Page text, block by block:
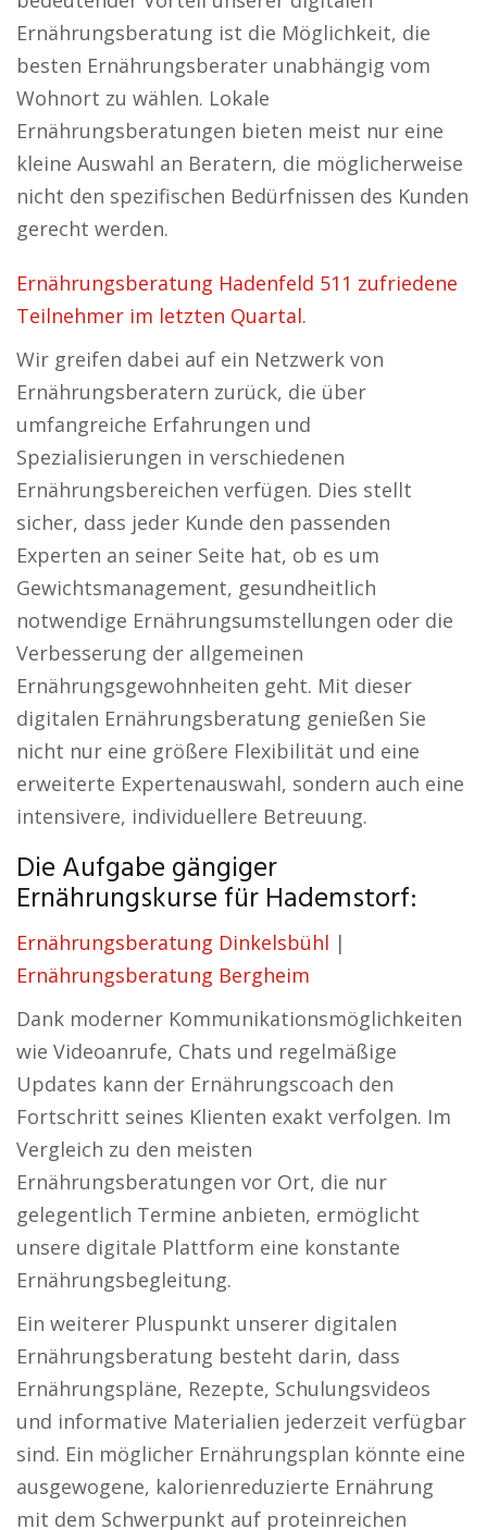
Ernährungsberatung ist die Möglichkeit, die
besten Ernährungsberater unabhängig vom
Wohnort zu wählen. Lokale
Ernährungsberatungen bieten meist nur eine
kleine Auswahl an Beratern, die möglicherweise
nicht den spezifischen Bedürfnissen des Kunden
gerecht werden.
Ernährungsberatung Hadenfeld 511 zufriedene
Teilnehmer im letzten Quartal.
Wir greifen dabei auf ein Netzwerk von
Ernährungsberatern zurück, die über
umfangreiche Erfahrungen und
Spezialisierungen in verschiedenen
Ernährungsbereichen verfügen. Dies stellt
sicher, dass jeder Kunde den passenden
Experten an seiner Seite hat, ob es um
Gewichtsmanagement, gesundheitlich
notwendige Ernährungsumstellungen oder die
Verbesserung der allgemeinen
Ernährungsgewohnheiten geht. Mit dieser
digitalen Ernährungsberatung genießen Sie
nicht nur eine größere Flexibilität und eine
erweiterte Expertenauswahl, sondern auch eine
intensivere, individuellere Betreuung.
Die Aufgabe gängiger
Ernährungskurse für Hademstorf:
Ernährungsberatung Dinkelsbühl |
Ernährungsberatung Bergheim
Dank moderner Kommunikationsmöglichkeiten
wie Videoanrufe, Chats und regelmäßige
Updates kann der Ernährungscoach den
Fortschritt seines Klienten exakt verfolgen. Im
Vergleich zu den meisten
Ernährungsberatungen vor Ort, die nur
gelegentlich Termine anbieten, ermöglicht
unsere digitale Plattform eine konstante
Ernährungsbegleitung.
Ein weiterer Pluspunkt unserer digitalen
Ernährungsberatung besteht darin, dass
Ernährungspläne, Rezepte, Schulungsvideos
und informative Materialien jederzeit verfügbar
sind. Ein möglicher Ernährungsplan könnte eine
ausgewogene, kalorienreduzierte Ernährung
mit dem Schwerpunkt auf proteinreichen